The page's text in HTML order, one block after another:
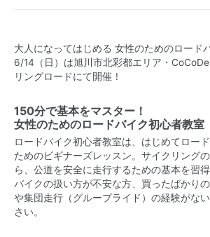
大人になってはじめる 女性のためのロード
6/14（日）は旭川市北彩都エリア・
リングロードにて開催！
150分で基本をマスター！
女性のためのロードバイク初心者教室
ロードバイク初心者教室は、はじめてロー
ためのビギナーズレッスン。サイクリング
ら、公道を安全に走行するための基本を習
バイクの扱い方が不安な方、買ったばかり
や集団走行（グループライド）の経験がな
さい。